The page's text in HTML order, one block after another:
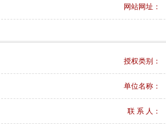
网站网址：
授权类别：
单位名称：
联 系 人：